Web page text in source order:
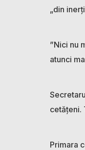
„din
”Nici nu
atunci
cetățeni.
Primara